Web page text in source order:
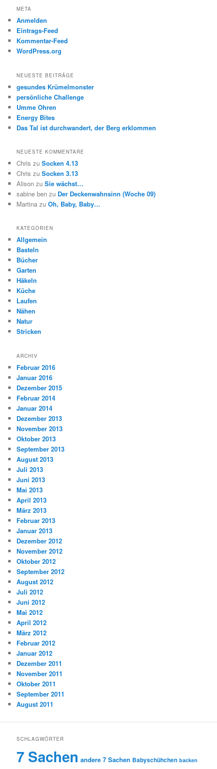
META
Anmelden
Eintrags-Feed
Kommentar-Feed
WordPress.org
NEUESTE BEITRÄGE
gesundes Krümelmonster
persönliche Challenge
Umme Ohren
Energy Bites
Das Tal ist durchwandert, der Berg erklommen
NEUESTE KOMMENTARE
Chris zuSocken 4.13
Chris zuSocken 3.13
Alison zuSie wächst…
sabine ben zu Der Deckenwahnsinn (Woche 09)
Martina zuOh, Baby, Baby…
KATEGORIEN
Allgemein
Basteln
Bücher
Garten
Häkeln
Küche
Laufen
Nähen
Natur
Stricken
ARCHIV
Februar 2016
Januar 2016
Dezember 2015
Februar 2014
Januar 2014
Dezember 2013
November 2013
Oktober 2013
September 2013
August 2013
Juli 2013
Juni 2013
Mai 2013
April 2013
März 2013
Februar 2013
Januar 2013
Dezember 2012
November 2012
Oktober 2012
September 2012
August 2012
Juli 2012
Juni 2012
Mai 2012
April 2012
März 2012
Februar 2012
Januar 2012
Dezember 2011
November 2011
Oktober 2011
September 2011
August 2011
SCHLAGWÖRTER
7 Sachen andere 7 Sachen Babyschühchen backen